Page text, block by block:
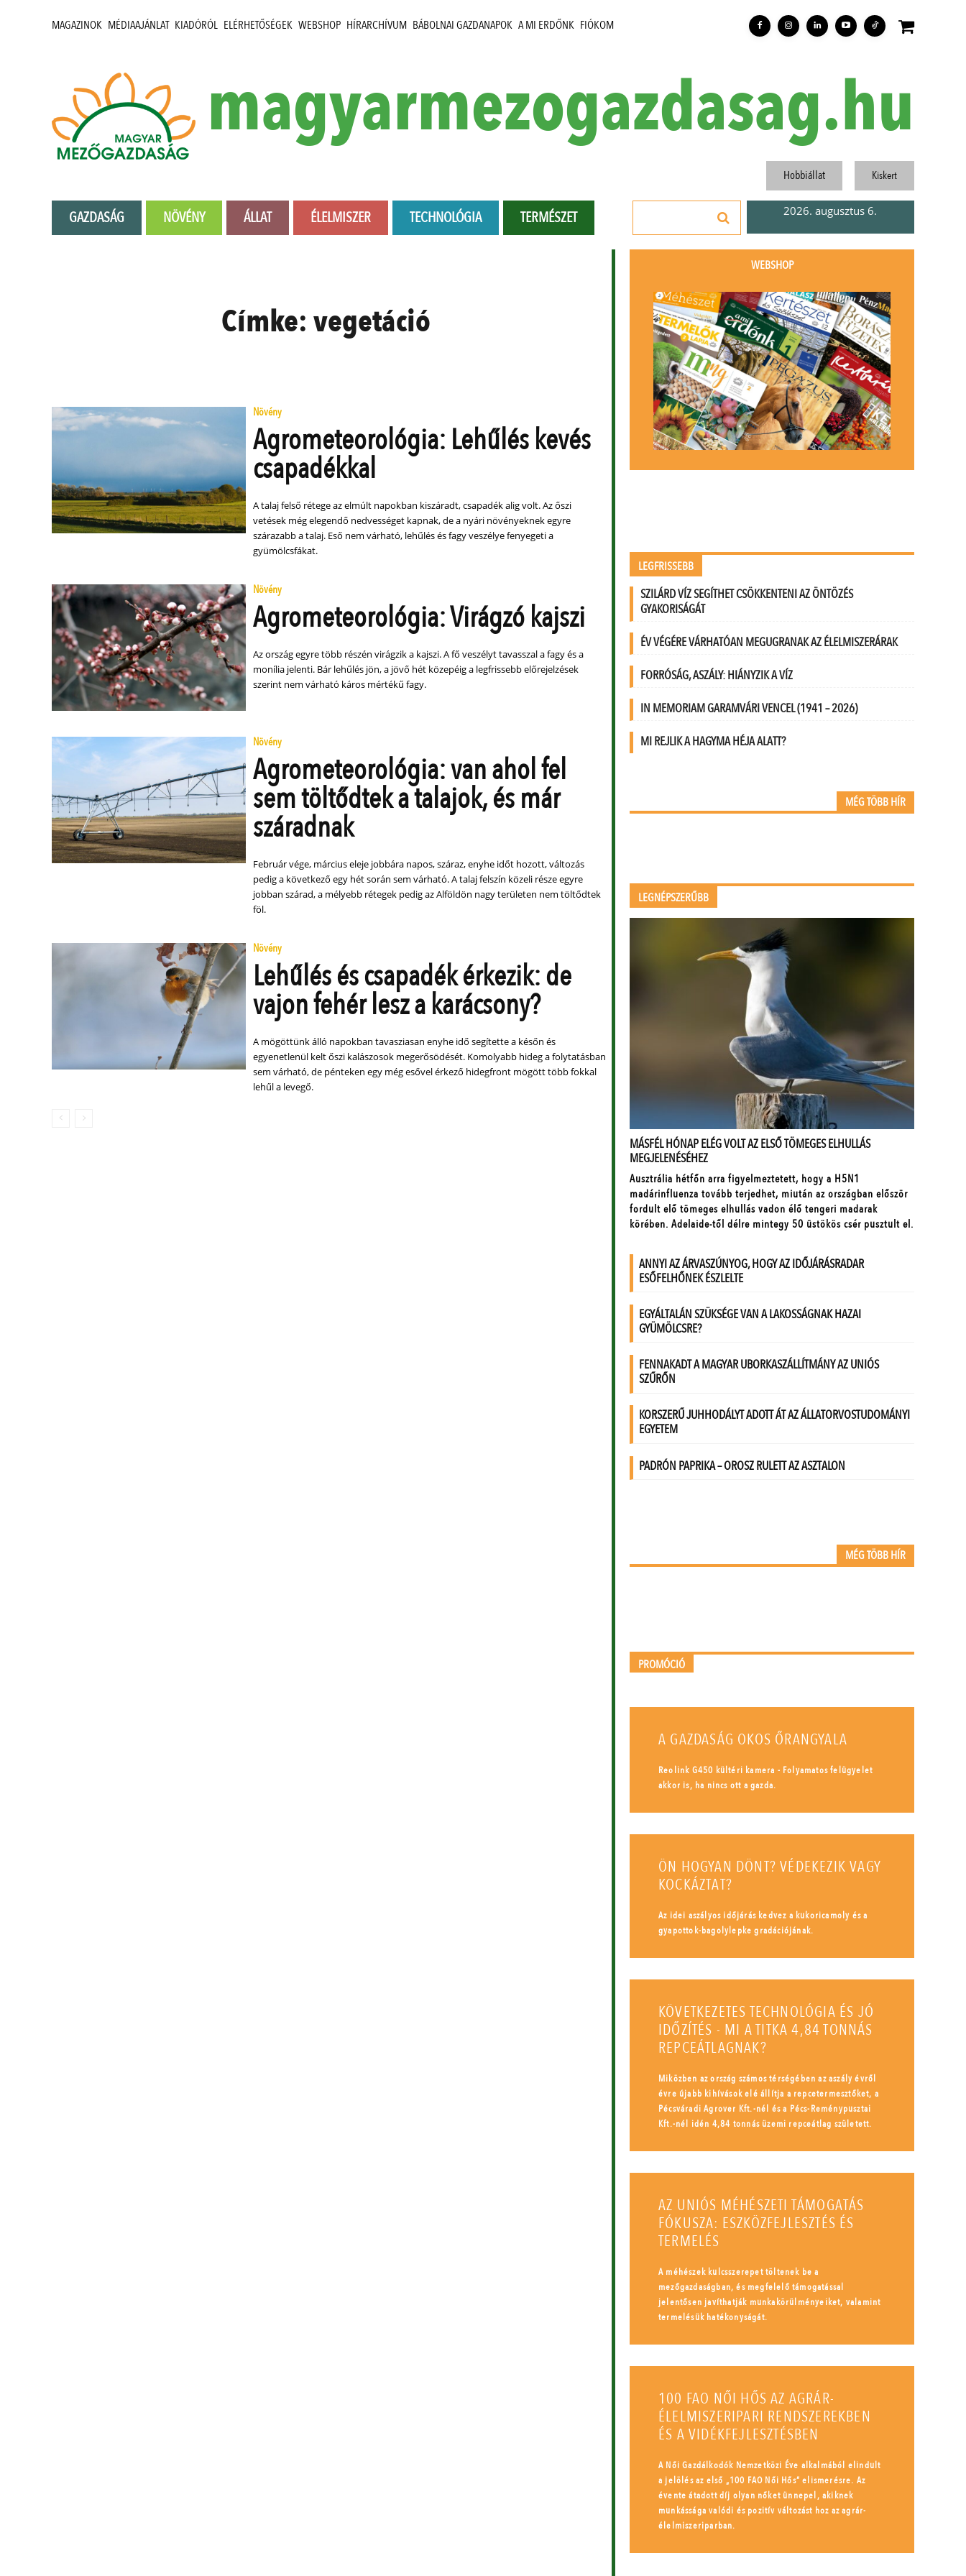
MAGAZINOK MÉDIAAJÁNLAT KIADÓRÓL ELÉRHETŐSÉGEK WEBSHOP HÍRARCHÍVUM BÁBOLNAI GAZDANAPOK A MI ERDŐNK FIÓKOM
magyarmezogazdasag.hu
GAZDASÁG NÖVÉNY ÁLLAT ÉLELMISZER TECHNOLÓGIA TERMÉSZET
Hobbiállat Kiskert
2026. augusztus 6.
Címke:vegetáció
Növény
Agrometeorológia: Lehűlés kevés
csapadékkal
A talaj felső rétege az elmúlt napokban kiszáradt, csapadék alig volt. Az őszi
vetések még elegendő nedvességet kapnak, de a nyári növényeknek egyre
szárazabb a talaj. Eső nem várható, lehűlés és fagy veszélye fenyegeti a
gyümölcsfákat.
Növény
Agrometeorológia: Virágzó kajszi
Az ország egyre több részén virágzik a kajszi. A fő veszélyt tavasszal a fagy és a
monília jelenti. Bár lehűlés jön, a jövő hét közepéig a legfrissebb előrejelzések
szerint nem várható káros mértékű fagy.
Növény
Agrometeorológia: van ahol fel
sem töltődtek a talajok, és már
száradnak
Február vége, március eleje jobbára napos, száraz, enyhe időt hozott, változás
pedig a következő egy hét során sem várható. A talaj felszín közeli része egyre
jobban szárad, a mélyebb rétegek pedig az Alföldön nagy területen nem töltődtek
föl.
Növény
Lehűlés és csapadék érkezik: de
vajon fehér lesz a karácsony?
A mögöttünk álló napokban tavasziasan enyhe idő segítette a későn és
egyenetlenül kelt őszi kalászosok megerősödését. Komolyabb hideg a folytatásban
sem várható, de pénteken egy még esővel érkező hidegfront mögött több fokkal
lehűl a levegő.
WEBSHOP
LEGFRISSEBB
SZILÁRD VÍZ SEGÍTHET CSÖKKENTENI AZ ÖNTÖZÉS
GYAKORISÁGÁT
ÉV VÉGÉRE VÁRHATÓAN MEGUGRANAK AZ ÉLELMISZERÁRAK
FORRÓSÁG, ASZÁLY: HIÁNYZIK A VÍZ
IN MEMORIAM GARAMVÁRI VENCEL (1941 – 2026)
MI REJLIK A HAGYMA HÉJA ALATT?
MÉG TÖBB HÍR
LEGNÉPSZERŰBB
MÉG TÖBB HÍR
PROMÓCIÓ
A GAZDASÁG OKOS ŐRANGYALA
Reolink G450 kültéri kamera - Folyamatos felügyelet
akkor is, ha nincs ott a gazda.
ÖN HOGYAN DÖNT? VÉDEKEZIK VAGY
KOCKÁZTAT?
Az idei aszályos időjárás kedvez a kukoricamoly és a
gyapottok-bagolylepke gradációjának.
KÖVETKEZETES TECHNOLÓGIA ÉS JÓ
IDŐZÍTÉS - MI A TITKA 4,84 TONNÁS
REPCEÁTLAGNAK?
Miközben az ország számos térségében az aszály évről
évre újabb kihívások elé állítja a repcetermesztőket, a
Pécsváradi Agrover Kft.-nél és a Pécs-Reménypusztai
Kft.-nél idén 4,84 tonnás üzemi repceátlag született.
AZ UNIÓS MÉHÉSZETI TÁMOGATÁS
FÓKUSZA: ESZKÖZFEJLESZTÉS ÉS
TERMELÉS
A méhészek kulcsszerepet töltenek be a
mezőgazdaságban, és megfelelő támogatással
jelentősen javíthatják munkakörülményeiket, valamint
termelésük hatékonyságát.
100 FAO NŐI HŐS AZ AGRÁR-
ÉLELMISZERIPARI RENDSZEREKBEN
ÉS A VIDÉKFEJLESZTÉSBEN
A Női Gazdálkodók Nemzetközi Éve alkalmából elindult
a jelölés az első „100 FAO Női Hős” elismerésre. Az
évente átadott díj olyan nőket ünnepel, akiknek
munkássága valódi és pozitív változást hoz az agrár-
élelmiszeriparban.